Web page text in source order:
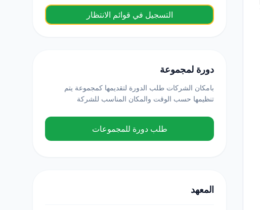
التسجيل في قوائم الانتظار
دورة لمجموعة
بامكان الشركات طلب الدورة لتقديمها كمجموعة يتم
تنظيمها حسب الوقت والمكان المناسب للشركة
طلب دورة للمجموعات
المعهد